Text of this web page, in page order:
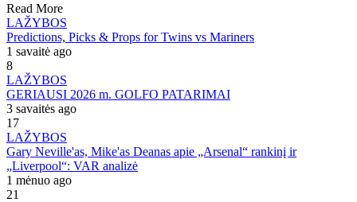
Read More
LAŽYBOS
Predictions, Picks & Props for Twins vs Mariners
1 savaitė ago
8
LAŽYBOS
GERIAUSI 2026 m. GOLFO PATARIMAI
3 savaitės ago
17
LAŽYBOS
Gary Neville'as, Mike'as Deanas apie „Arsenal“ rankinį ir
„Liverpool“: VAR analizė
1 mėnuo ago
21